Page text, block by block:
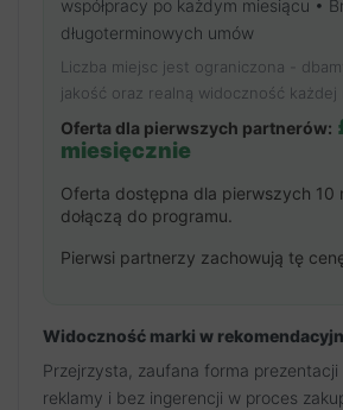
współpracy po każdym miesiącu •
długoterminowych umów
Liczba miejsc jest ograniczona -
jakość oraz realną widoczność każdej
Oferta dla pierwszych partnerów:
miesięcznie
Oferta dostępna dla pierwszych 10
dołączą do programu.
Pierwsi partnerzy zachowują tę
Widoczność marki w
Przejrzysta, zaufana forma
reklamy i bez ingerencji w proces